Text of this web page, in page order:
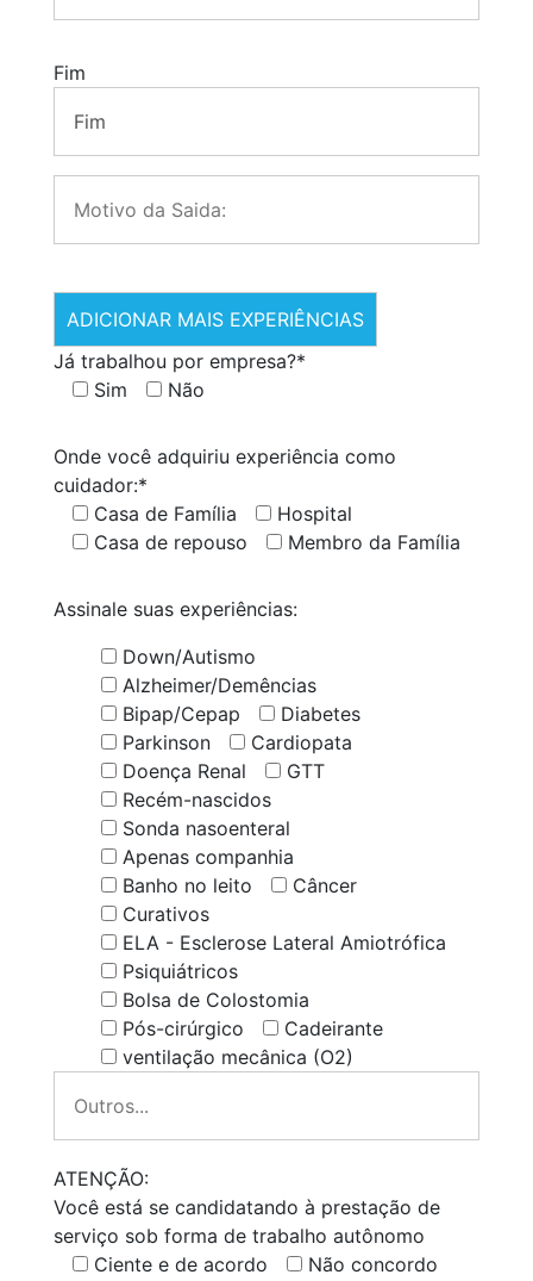
Fim
ADICIONAR MAIS EXPERIÊNCIAS
Já trabalhou por empresa?*
Sim
Não
Onde você adquiriu experiência como
cuidador:*
Casa de Família
Hospital
Casa de repouso
Membro da Família
Assinale suas experiências:
Down/Autismo
Alzheimer/Demências
Bipap/Cepap
Diabetes
Parkinson
Cardiopata
Doença Renal
GTT
Recém-nascidos
Sonda nasoenteral
Apenas companhia
Banho no leito
Câncer
Curativos
ELA - Esclerose Lateral Amiotrófica
Psiquiátricos
Bolsa de Colostomia
Pós-cirúrgico
Cadeirante
ventilação mecânica (O2)
ATENÇÃO:
Você está se candidatando à prestação de
serviço sob forma de trabalho autônomo
Ciente e de acordo
Não concordo